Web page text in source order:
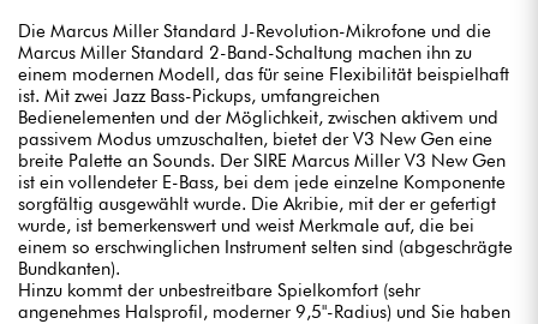
Die Marcus Miller Standard J-Revolution-Mikrofone und die
Marcus Miller Standard 2-Band-Schaltung machen ihn zu
einem modernen Modell, das für seine Flexibilität beispielhaft
ist. Mit zwei Jazz Bass-Pickups, umfangreichen
Bedienelementen und der Möglichkeit, zwischen aktivem und
passivem Modus umzuschalten, bietet der V3 New Gen eine
breite Palette an Sounds. Der SIRE Marcus Miller V3 New Gen
ist ein vollendeter E-Bass, bei dem jede einzelne Komponente
sorgfältig ausgewählt wurde. Die Akribie, mit der er gefertigt
wurde, ist bemerkenswert und weist Merkmale auf, die bei
einem so erschwinglichen Instrument selten sind (abgeschrägte
Bundkanten).
Hinzu kommt der unbestreitbare Spielkomfort (sehr
angenehmes Halsprofil, moderner 9,5"-Radius) und Sie haben